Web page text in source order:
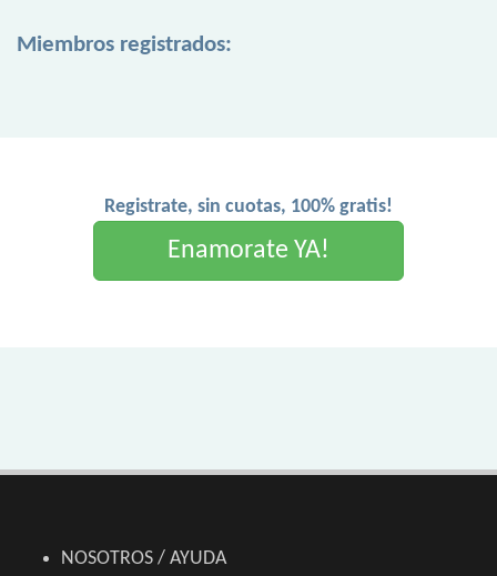
Miembros registrados:
Registrate, sin cuotas, 100% gratis!
Enamorate YA!
NOSOTROS / AYUDA